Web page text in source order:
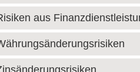
aus